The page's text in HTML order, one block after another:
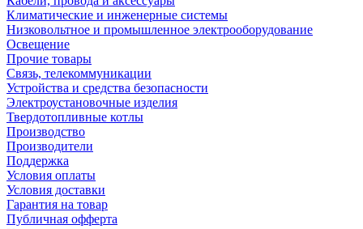
Климатические и инженерные системы
Низковольтное и промышленное электрооборудование
Освещение
Прочие товары
Связь, телекоммуникации
Устройства и средства безопасности
Электроустановочные изделия
Твердотопливные котлы
Производство
Производители
Поддержка
Условия оплаты
Условия доставки
Гарантия на товар
Публичная офферта